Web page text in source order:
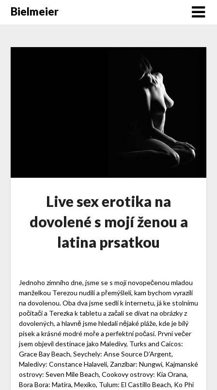
SkipBielmeier
Live sex erotika na
dovolené s mojí ženou a
latina prsatkou
Jednoho zimního dne, jsme se s mojí novopečenou mladou
manželkou Terezou nudili a přemýšleli, kam bychom vyrazili
na dovolenou. Oba dva jsme sedli k internetu, já ke stolnímu
počítači a Terezka k tabletu a začali se dívat na obrázky z
dovolených, a hlavně jsme hledali nějaké pláže, kde je bílý
písek a krásné modré moře a perfektní počasí. První večer
jsem objevil destinace jako Maledivy, Turks and Caicos:
Grace Bay Beach, Seychely: Anse Source D’Argent,
Maledivy: Constance Halaveli, Zanzibar: Nungwi, Kajmanské
ostrovy: Seven Mile Beach, Cookovy ostrovy: Kia Orana,
Bora Bora: Matira, Mexiko, Tulum: El Castillo Beach, Ko Phi